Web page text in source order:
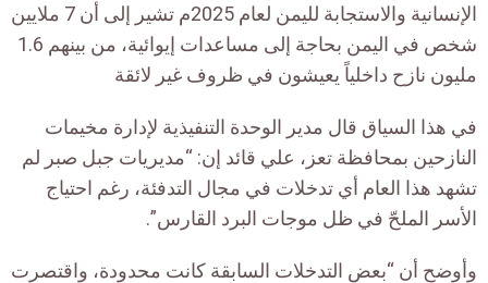
الإنسانية والاستجابة لليمن لعام 2025م تشير إلى أن 7 ملايين
شخص في اليمن بحاجة إلى مساعدات إيوائية، من بينهم 1.6
مليون نازح داخلياً يعيشون في ظروف غير لائقة
في هذا السياق قال مدير الوحدة التنفيذية لإدارة مخيمات
النازحين بمحافظة تعز، علي قائد إن: “مديريات جبل صبر لم
تشهد هذا العام أي تدخلات في مجال التدفئة، رغم احتياج
الأسر الملحّ في ظل موجات البرد القارس”.
وأوضح أن “بعض التدخلات السابقة كانت محدودة، واقتصرت